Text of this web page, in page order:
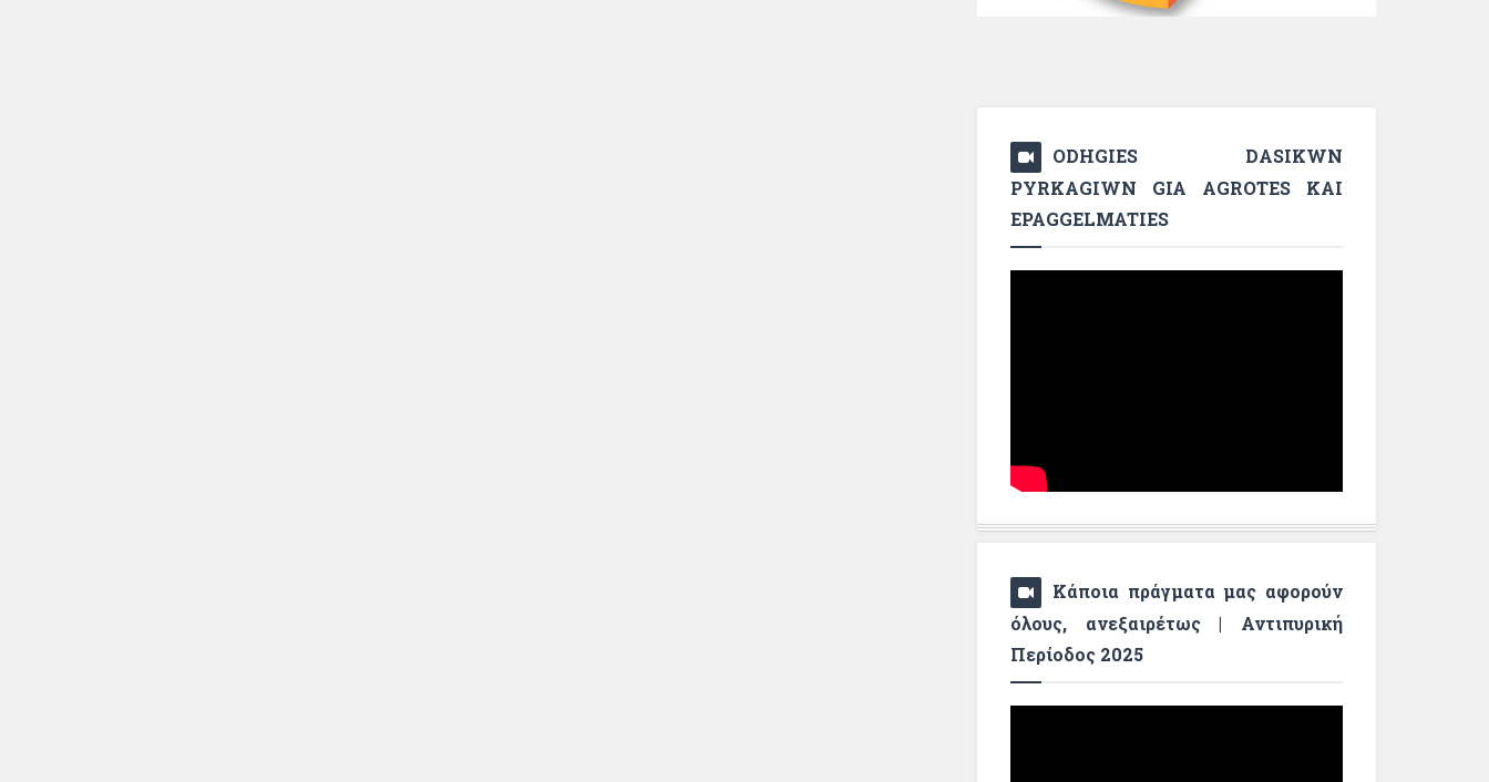
ODHGIES DASIKWN
PYRKAGIWN GIA AGROTES KAI
EPAGGELMATIES
Κάποια πράγματα μας αφορούν
όλους, ανεξαιρέτως | Αντιπυρική
Περίοδος 2025